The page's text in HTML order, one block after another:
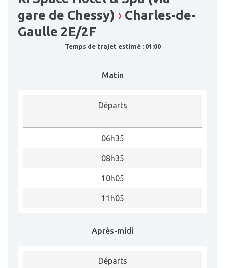
gare de Chessy) › Charles-de-
Gaulle 2E/2F
Temps de trajet estimé : 01:00
Matin
Départs
06h35
08h35
10h05
11h05
Après-midi
Départs